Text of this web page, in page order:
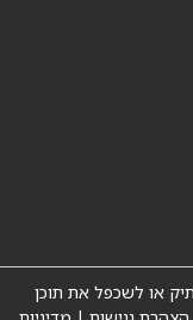
או לשכפל את תוכן